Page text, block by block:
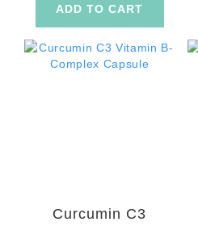
ADD TO CART
Curcumin C3